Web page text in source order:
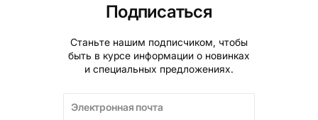
Подписаться
Станьте нашим подписчиком, чтобы
быть в курсе информации о новинках
и специальных предложениях.